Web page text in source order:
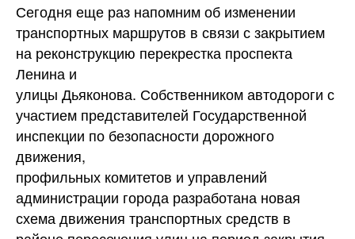
Сегодня еще раз напомним об изменении
транспортных маршрутов в связи с закрытием
на реконструкцию перекрестка проспекта
Ленина и
улицы Дьяконова. Собственником автодороги с
участием представителей Государственной
инспекции по безопасности дорожного
движения,
профильных комитетов и управлений
администрации города разработана новая
схема движения транспортных средств в